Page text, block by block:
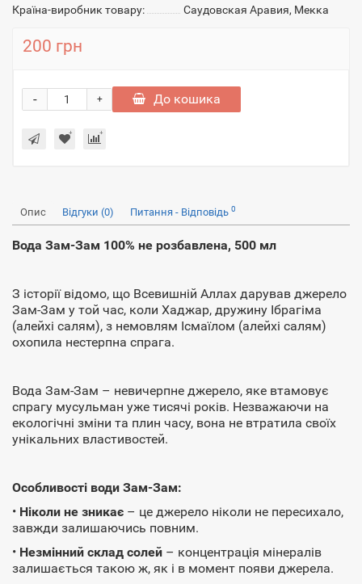
Країна-виробник товару:
Саудовская Аравия, Мекка
200 грн
+
- До кошика
Опис Відгуки (0) Питання - Відповідь 0
Вода Зам-Зам 100% не розбавлена, 500 мл
З історії відомо, що Всевишній Аллах дарував джерело
Зам-Зам у той час, коли Хаджар, дружину Ібрагіма
(алейхі салям), з немовлям Ісмаїлом (алейхі салям)
охопила нестерпна спрага.
Вода Зам-Зам – невичерпне джерело, яке втамовує
спрагу мусульман уже тисячі років. Незважаючи на
екологічні зміни та плин часу, вона не втратила своїх
унікальних властивостей.
Особливості води Зам-Зам:
• Ніколи не зникає – це джерело ніколи не пересихало,
завжди залишаючись повним.
• Незмінний склад солей – концентрація мінералів
залишається такою ж, як і в момент появи джерела.